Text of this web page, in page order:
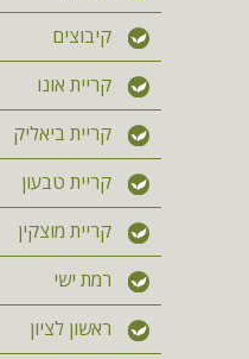
קיבוצים
קריית אונו
קריית ביאליק
קריית טבעון
קריית מוצקין
רמת ישי
ראשון לציון